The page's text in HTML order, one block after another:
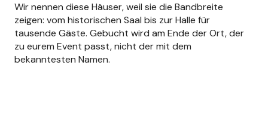
Wir nennen diese Häuser, weil sie die Bandbreite
zeigen: vom historischen Saal bis zur Halle für
tausende Gäste. Gebucht wird am Ende der Ort, der
zu eurem Event passt, nicht der mit dem
bekanntesten Namen.